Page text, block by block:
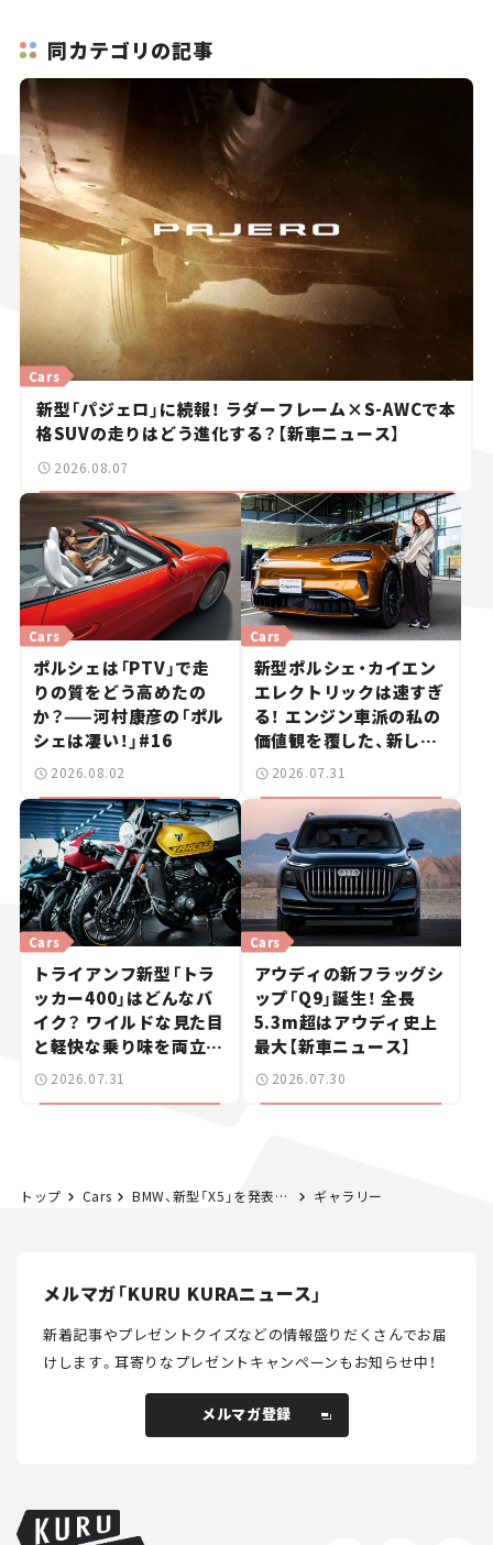
同カテゴリの記事
新型「パジェロ」に続報！ ラダーフレーム×S-AWCで本
格SUVの走りはどう進化する？【新車ニュース】
Cars
2026.08.07
ポルシェは「PTV」で走
りの質をどう高めたの
か？——河村康彦の「ポル
シェは凄い！」#16
Cars
2026.08.02
新型ポルシェ・カイエン
エレクトリックは速すぎ
る！ エンジン車派の私の
価値観を覆した、新しい
ポルシェの走り。
Cars
2026.07.31
トライアンフ新型「トラ
ッカー400」はどんなバ
イク？ ワイルドな見た目
と軽快な乗り味を両立し
た400ccフラットトラッ
Cars
2026.07.31
アウディの新フラッグシ
ップ「Q9」誕生！ 全長
5.3m超はアウディ史上
最大【新車ニュース】
Cars
2026.07.30
トップ Cars BMW、新型「X5」を発表！ フルモデルチェンジで5代目に進化。ガソリン、PHEV、BEVなど合計5種類のパワーユニットを設定【新車ニュース】 ギャラリー
メルマガ「KURU KURAニュース」
新着記事やプレゼントクイズなどの情報盛りだくさんでお届
けします。耳寄りなプレゼントキャンペーンもお知らせ中！
メルマガ登録